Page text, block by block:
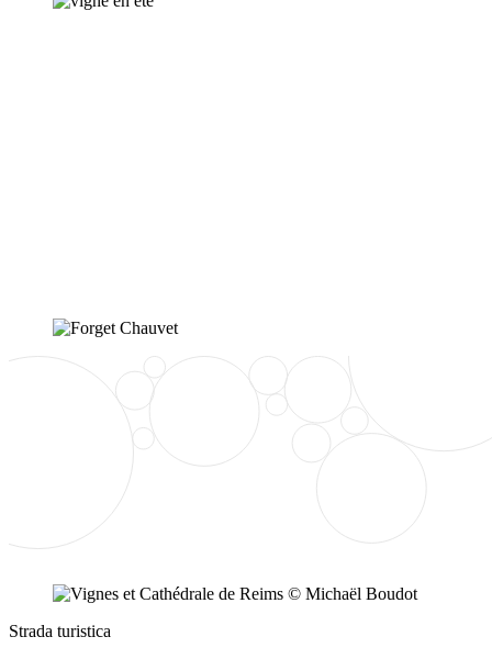
Strada turistica